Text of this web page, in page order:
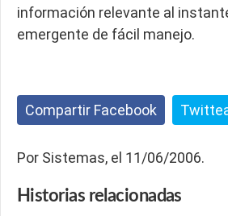
información relevante al
emergente de fácil manejo.
Compartir Facebook
Por Sistemas, el 11/06/2006.
Historias relacionadas